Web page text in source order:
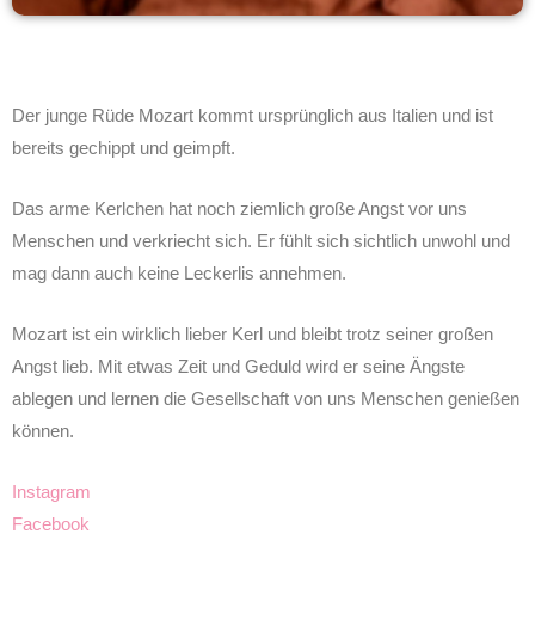
Der junge Rüde Mozart kommt ursprünglich aus Italien und ist
bereits gechippt und geimpft.
Das arme Kerlchen hat noch ziemlich große Angst vor uns
Menschen und verkriecht sich. Er fühlt sich sichtlich unwohl und
mag dann auch keine Leckerlis annehmen.
Mozart ist ein wirklich lieber Kerl und bleibt trotz seiner großen
Angst lieb. Mit etwas Zeit und Geduld wird er seine Ängste
ablegen und lernen die Gesellschaft von uns Menschen genießen
können.
Instagram
Facebook